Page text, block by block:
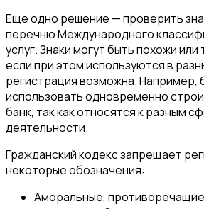
Еще одно решение — проверить
перечню Международного
услуг. Знаки могут быть похожи
если при этом используются в
регистрация возможна. Например,
использовать одновременно
банк, так как относятся к разным
деятельности.
Гражданский кодекс запрещает
некоторые обозначения:
Аморальные,